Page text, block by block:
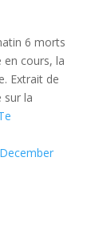
6 morts
cours, la
Extrait de
sur la
December